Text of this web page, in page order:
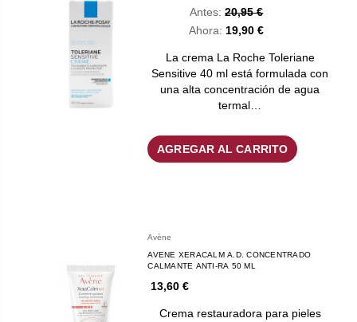
Ahora: 19,90 €
Antes: 20,95 €
La crema La Roche Toleriane
Sensitive 40 ml está formulada con
una alta concentración de agua
termal…
AGREGAR AL CARRITO
Avène
AVENE XERACALM A.D. CONCENTRADO
CALMANTE ANTI-RA 50 ML
13,60 €
Crema restauradora para pieles